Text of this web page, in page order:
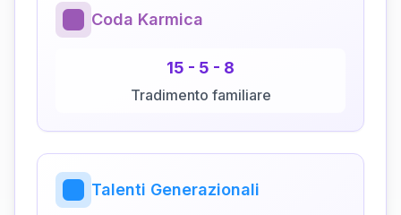
Coda Karmica
15 - 5 - 8
Tradimento familiare
Talenti Generazionali